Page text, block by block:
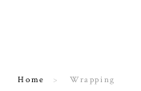
Home Wrapping